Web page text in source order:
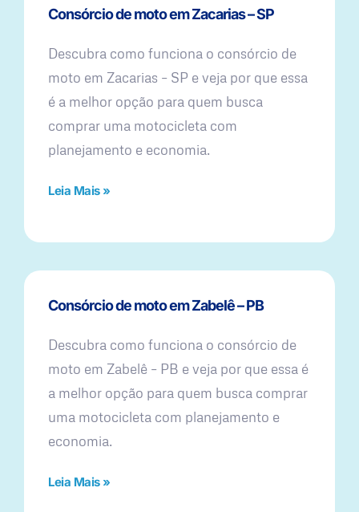
Consórcio de moto em Zacarias – SP
Descubra como funciona o consórcio de
moto em Zacarias – SP e veja por que essa
é a melhor opção para quem busca
comprar uma motocicleta com
planejamento e economia.
Leia Mais »
Consórcio de moto em Zabelê – PB
Descubra como funciona o consórcio de
moto em Zabelê – PB e veja por que essa é
a melhor opção para quem busca comprar
uma motocicleta com planejamento e
economia.
Leia Mais »